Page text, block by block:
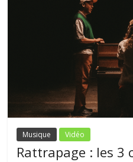
Musique Vidéo
Rattrapage : les 3